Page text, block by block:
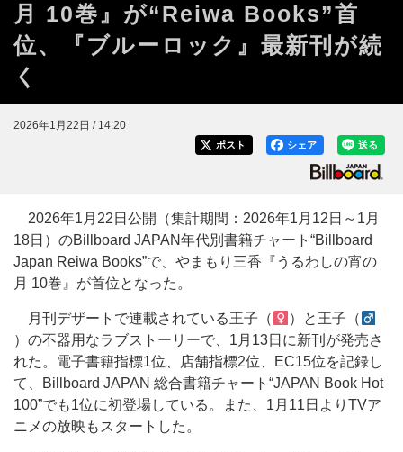
月 10巻』が“Reiwa Books”首
位、『ブルーロック』最新刊が続
く
2026年1月22日 / 14:20
送る
シェア
ポスト
2026年1月22日公開（集計期間：2026年1月12日～1月
18日）のBillboard JAPAN年代別書籍チャート“Billboard
Japan Reiwa Books”で、やまもり三香『うるわしの宵の
月 10巻』が首位となった。
月刊デザートで連載されている王子（
）と王子（
）の不器用なラブストーリーで、1月13日に新刊が発売さ
れた。電子書籍指標1位、店舗指標2位、EC15位を記録し
て、Billboard JAPAN 総合書籍チャート“JAPAN Book Hot
100”でも1位に初登場している。また、1月11日よりTVア
ニメの放映もスタートした。